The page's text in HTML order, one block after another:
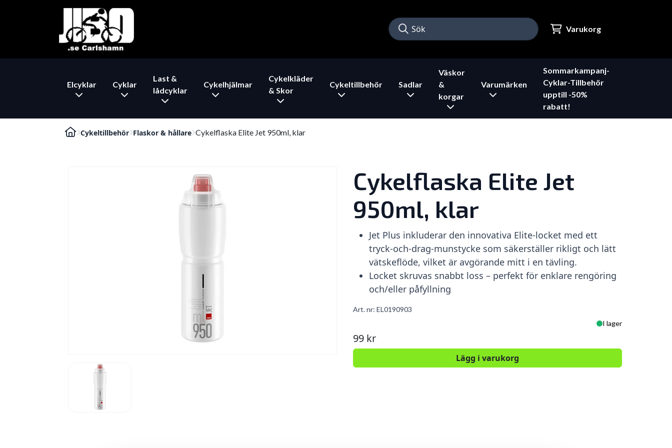
Varukorg
Elcyklar Cyklar
Last &
lådcyklar
Cykelhjälmar
Cykelkläder
& Skor
Cykeltillbehör Sadlar
Väskor
&
korgar
Varumärken
Sommarkampanj-
Cyklar-Tillbehör
upptill -50%
rabatt!
Cykeltillbehör Flaskor & hållare Cykelflaska Elite Jet 950ml, klar
Cykelflaska Elite Jet
950ml, klar
Jet Plus inkluderar den innovativa Elite-locket med ett
tryck-och-drag-munstycke som säkerställer rikligt och lätt
vätskeflöde, vilket är avgörande mitt i en tävling.
Locket skruvas snabbt loss – perfekt för enklare rengöring
och/eller påfyllning
Art. nr: EL0190903
I lager
99 kr
Lägg i varukorg